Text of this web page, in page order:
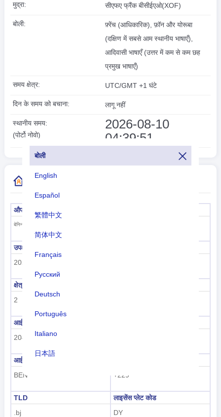
बोली
English
Español
繁體中文
简体中文
Français
Русский
Deutsch
Português
Italiano
日本語
tiếng Việt
मुद्रा: सीएफए फ्रैंक बीसीईएओ(XOF)
बोली:
फ़्रेंच (आधिकारिक), फ़ॉन और योरूबा
(दक्षिण में सबसे आम स्थानीय भाषाएँ),
आदिवासी भाषाएँ (उत्तर में कम से कम छह
प्रमुख भाषाएँ)
समय क्षेत्र: UTC/GMT +1 घंटे
दिन के समय को बचाना: लागू नहीं
स्थानीय समय:
(पोर्टो नोवो)
2026-08-10
04:39:51
अधिक देश कोड जानकारी
औपचारिक नाम
बेनिन गणराज्य
उपक्षेत्र कोड
202
क्षेत्र कोड
2
आईएसओ 3166-1 संख्यात्मक
204
आईएसओ 3166-1-अल्फा-3
BEN
+229
TLD
.bj
लाइसेंस प्लेट कोड
DY